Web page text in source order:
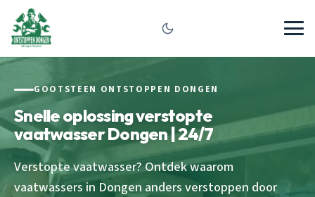
GOOTSTEEN ONTSTOPPEN DONGEN
Snelle oplossing verstopte
vaatwasser Dongen | 24/7
Verstopte vaatwasser? Ontdek waarom
vaatwassers in Dongen anders verstoppen door